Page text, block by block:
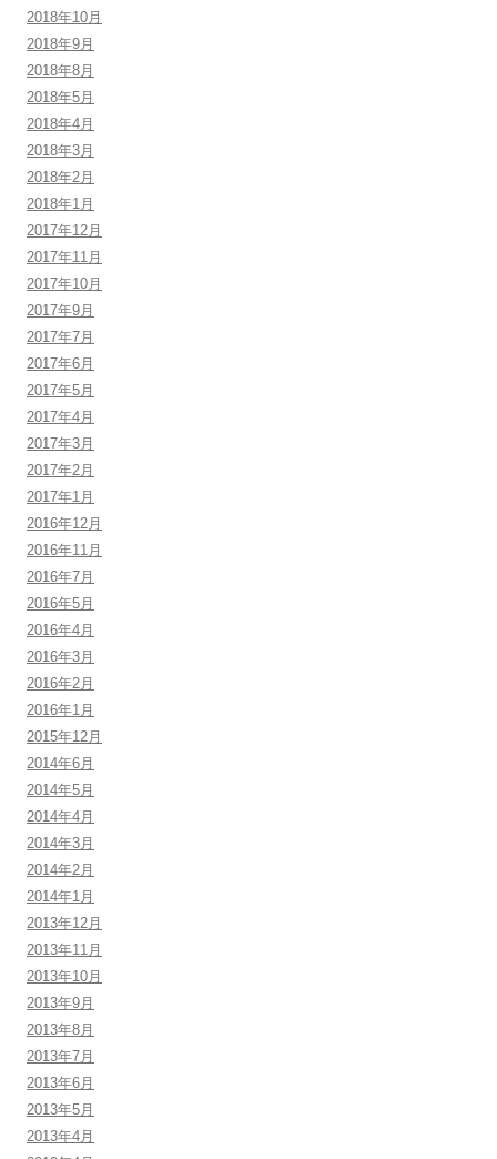
2018年10月
2018年9月
2018年8月
2018年5月
2018年4月
2018年3月
2018年2月
2018年1月
2017年12月
2017年11月
2017年10月
2017年9月
2017年7月
2017年6月
2017年5月
2017年4月
2017年3月
2017年2月
2017年1月
2016年12月
2016年11月
2016年7月
2016年5月
2016年4月
2016年3月
2016年2月
2016年1月
2015年12月
2014年6月
2014年5月
2014年4月
2014年3月
2014年2月
2014年1月
2013年12月
2013年11月
2013年10月
2013年9月
2013年8月
2013年7月
2013年6月
2013年5月
2013年4月